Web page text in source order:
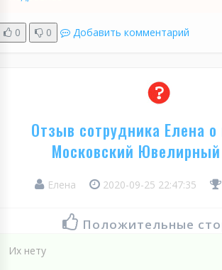
0 0 Добавить комментарий
Отзыв сотрудника Елена о
Московский
Елена 2020-09-25 22:47:35
Положительные
Их нету